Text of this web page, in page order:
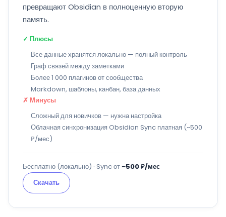
превращают Obsidian в полноценную вторую
память.
✓ Плюсы
Все данные хранятся локально — полный контроль
Граф связей между заметками
Более 1 000 плагинов от сообщества
Markdown, шаблоны, канбан, база данных
✗ Минусы
Сложный для новичков — нужна настройка
Облачная синхронизация Obsidian Sync платная (~500
₽/мес)
Бесплатно (локально) · Sync от~500 ₽/мес
Скачать